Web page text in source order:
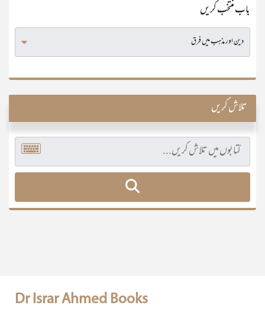
باب منتخب کریں
تلاش کریں
Dr Israr Ahmed Books